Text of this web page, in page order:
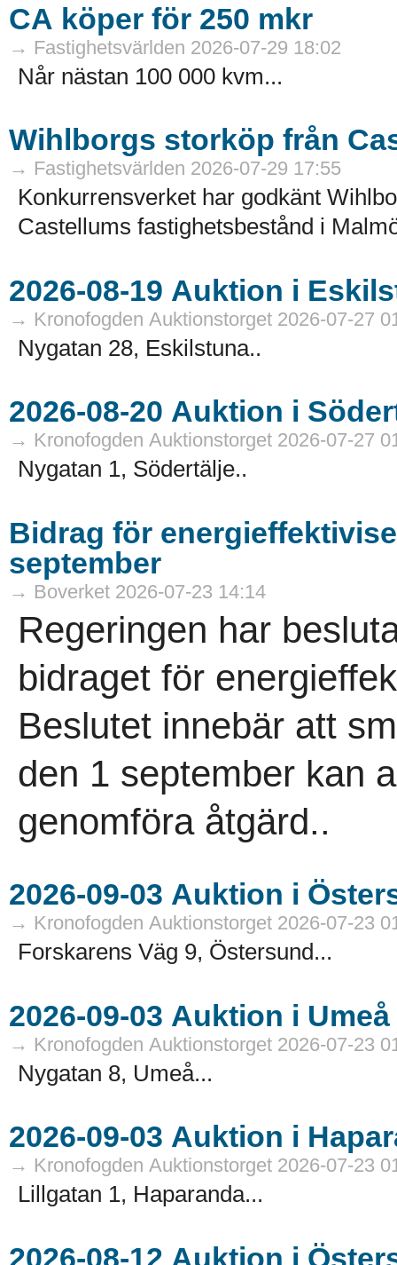
CA köper för 250 mkr
→ Fastighetsvärlden 2026-07-29 18:02
Når nästan 100 000 kvm...
Wihlborgs storköp från
→ Fastighetsvärlden 2026-07-29 17:55
Konkurrensverket har godkänt
Castellums fastighetsbestånd i
→ Kronofogden Auktionstorget 2026-07-27
Nygatan 28, Eskilstuna..
→ Kronofogden Auktionstorget 2026-07-27
Nygatan 1, Södertälje..
Bidrag för
september
→ Boverket 2026-07-23 14:14
Regeringen har
bidraget för
Beslutet innebär att
den 1 september kan
genomföra åtgärd..
→ Kronofogden Auktionstorget 2026-07-23
Forskarens Väg 9, Östersund...
→ Kronofogden Auktionstorget 2026-07-23
Nygatan 8, Umeå...
→ Kronofogden Auktionstorget 2026-07-23
Lillgatan 1, Haparanda...